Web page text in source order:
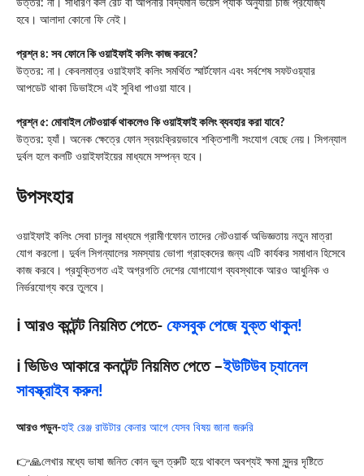
উত্তর: না। সাধারণ কল রেট বা আপনার বিদ্যমান ভয়েস প্যাক অনুযায়ী চার্জ প্রযোজ্য
হবে। আলাদা কোনো ফি নেই।
প্রশ্ন ৪: সব ফোনে কি ওয়াইফাই কলিং কাজ করবে?
উত্তর: না। কেবলমাত্র ওয়াইফাই কলিং সমর্থিত স্মার্টফোন এবং সর্বশেষ সফটওয়্যার
আপডেট থাকা ডিভাইসে এই সুবিধা পাওয়া যাবে।
প্রশ্ন ৫: মোবাইল নেটওয়ার্ক থাকলেও কি ওয়াইফাই কলিং ব্যবহার করা যাবে?
উত্তর: হ্যাঁ। অনেক ক্ষেত্রে ফোন স্বয়ংক্রিয়ভাবে শক্তিশালী সংযোগ বেছে নেয়। সিগন্যাল
দুর্বল হলে কলটি ওয়াইফাইয়ের মাধ্যমে সম্পন্ন হবে।
উপসংহার
ওয়াইফাই কলিং সেবা চালুর মাধ্যমে গ্রামীণফোন তাদের নেটওয়ার্ক অভিজ্ঞতায় নতুন মাত্রা
যোগ করলো। দুর্বল সিগন্যালের সমস্যায় ভোগা গ্রাহকদের জন্য এটি কার্যকর সমাধান হিসেবে
কাজ করবে। প্রযুক্তিগত এই অগ্রগতি দেশের যোগাযোগ ব্যবস্থাকে আরও আধুনিক ও
নির্ভরযোগ্য করে তুলবে।
ℹ️ আরও কন্টেন্ট নিয়মিত পেতে- ফেসবুক পেজে যুক্ত থাকুন!
ℹ️ ভিডিও আকারে কনটেন্ট নিয়মিত পেতে –ইউটিউব চ্যানেল
সাবস্ক্রাইব করুন!
আরও পড়ুন-হাই রেঞ্জ রাউটার কেনার আগে যেসব বিষয় জানা জরুরি
👉🙏লেখার মধ্যে ভাষা জনিত কোন ভুল ত্রুটি হয়ে থাকলে অবশ্যই ক্ষমা সুন্দর দৃষ্টিতে